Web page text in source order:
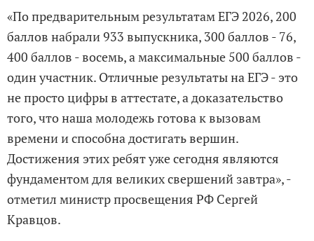
«По предварительным результатам ЕГЭ 2026, 200
баллов набрали 933 выпускника, 300 баллов - 76,
400 баллов - восемь, а максимальные 500 баллов -
один участник. Отличные результаты на ЕГЭ - это
не просто цифры в аттестате, а доказательство
того, что наша молодежь готова к вызовам
времени и способна достигать вершин.
Достижения этих ребят уже сегодня являются
фундаментом для великих свершений завтра», -
отметил министр просвещения РФ Сергей
Кравцов.